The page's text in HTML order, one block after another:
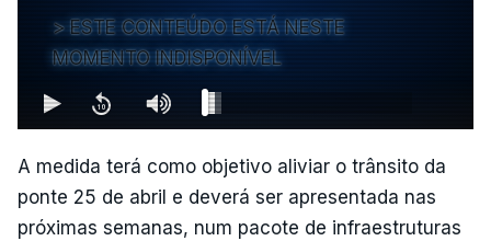
ESTE CONTEÚDO ESTÁ NESTE
MOMENTO INDISPONÍVEL
A medida terá como objetivo aliviar o trânsito da
ponte 25 de abril e deverá ser apresentada nas
próximas semanas, num pacote de infraestruturas